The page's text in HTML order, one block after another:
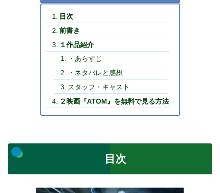
目次
前書き
１作品紹介
・あらすじ
・ネタバレと感想
スタッフ・キャスト
２映画『ATOM』を無料で見る方法
目次